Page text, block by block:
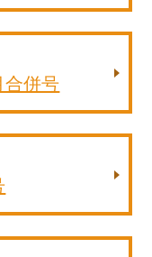
合併号